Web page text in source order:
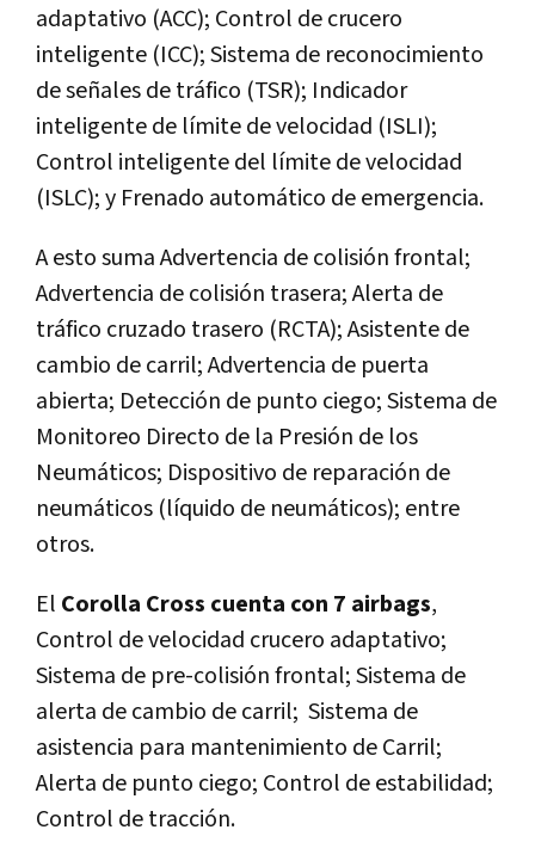
adaptativo (ACC); Control de crucero
inteligente (ICC); Sistema de reconocimiento
de señales de tráfico (TSR); Indicador
inteligente de límite de velocidad (ISLI);
Control inteligente del límite de velocidad
(ISLC); y Frenado automático de emergencia.
A esto suma Advertencia de colisión frontal;
Advertencia de colisión trasera; Alerta de
tráfico cruzado trasero (RCTA); Asistente de
cambio de carril; Advertencia de puerta
abierta; Detección de punto ciego; Sistema de
Monitoreo Directo de la Presión de los
Neumáticos; Dispositivo de reparación de
neumáticos (líquido de neumáticos); entre
otros.
El Corolla Cross cuenta con 7 airbags,
Control de velocidad crucero adaptativo;
Sistema de pre-colisión frontal; Sistema de
alerta de cambio de carril; Sistema de
asistencia para mantenimiento de Carril;
Alerta de punto ciego; Control de estabilidad;
Control de tracción.